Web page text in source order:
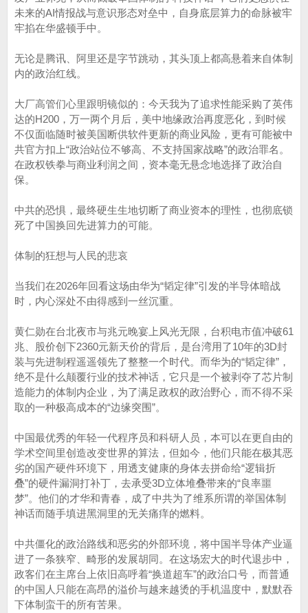
未来的AI情报战与意识形态对垒中，自身底层算力的命脉被牢
牢掐在华盛顿手中。
无论是腾讯、阿里还是字节跳动，其头顶上都高悬着来自体制
内的政治红线。
大厂高管们心里跟明镜似的：今天我为了追求性能采购了英伟
达的H200，万一两个月后，美中地缘政治再度恶化，到时候
不仅面临随时被美国断供软件更新的商业风险，更有可能被中
共官方扣上“政治站位不够高、不支持国家战略”的政治罪名。
在政权铁拳与商业利润之间，资本毫无悬念地选择了政治自
保。
中共的恐惧，最终硬生生地切断了商业资本的理性，也彻底锁
死了中国换回先进算力的可能。
体制的狂想与人民的悲哀
当我们在2026年回看这场由华为“韬定律”引发的半导体暗战
时，内心深处不由得感到一丝沉重。
黄仁勋在台北夜市与兆元晚宴上风光无限，台积电市值冲破61
兆、股价创下2360元新天价的背后，是台湾用了10年的3D封
装与先进制程遥遥领先了整整一个时代。而华为的“韬定律”，
绝不是什么颠覆行业的技术神话，它只是一个被剥夺了芯片制
造能力的体制内企业，为了满足政权的政治野心，而不得不采
取的一种极高成本的“边缘突围”。
中国最优秀的年轻一代程序员和科研人员，本可以在更自由的
学术空间里创造改变世界的算法，但如今，他们只能在极其恶
劣的国产硬件环境下，用透支健康的身体去拼命给“逻辑折
叠”的硬件漏洞打补丁，去承受3D立体堆叠带来的“良率噩
梦”。他们的才华和青春，成了中共为了维系所谓的举国体制
神话而随手填进黑洞里的无关痛痒的燃料。
中共僵化的政治路线和恶劣的外部环境，将中国半导体产业逼
进了一条狭窄、畸形的发展胡同。在这场宏大的时代退步中，
政客们在主席台上依旧高呼着“换道超车”的政治口号，而普通
的中国人只能在高昂的溢价与越来越烫的手机温度中，默默吞
下体制蛮干的所有苦果。